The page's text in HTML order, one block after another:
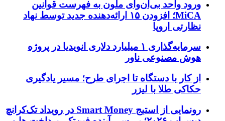
ورود واحد بی‌ان‌وای ملون به فهرست قوانین
MiCA؛ افزودن ۱۵ ارائه‌دهنده جدید توسط نهاد
نظارتی اروپا
سرمایه‌گذاری ۱ میلیارد دلاری انویدیا در پروژه
هوش مصنوعی ناور
از کار با دستگاه تا اجرای طرح؛ مسیر یادگیری
حکاکی طلا با لیزر
رونمایی از استیج Smart Money در رویداد تک‌کرانچ